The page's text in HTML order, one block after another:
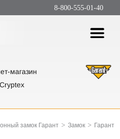
8-800-555-01-40
магазин
замок Гарант > Замок > Гарант